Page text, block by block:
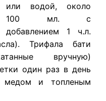
или водой, около
100 мл. с
добавлением 1 ч.л.
Трифала бати
вручную)
один раз в день
и топленым